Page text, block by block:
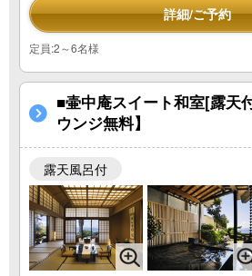
詳細/ご予約
定員:2～6名様
■壷中庵スイート和室[露天
ウンジ無料】
露天風呂付